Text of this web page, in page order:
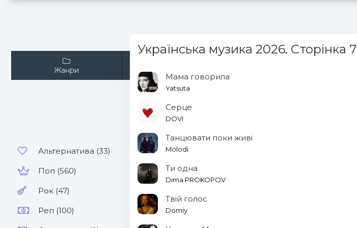
Жанри
Альтернатива (33)
Поп (560)
Рок (47)
Реп (100)
Українська музика 2026. Сторінка 7
Мама говорила
Yatsuta
Серце
DOVI
Танцювати поки живі
Molodi
Ти одна
Dima PROKOPOV
Твій голос
Domiy